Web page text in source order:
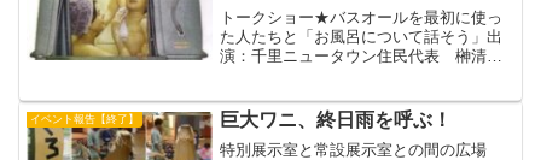
トークショー★バスオールを最初に使っ
た人たちと「お風呂について話そう」出
演：千里ニュータウン住民代表 榊清子
長 遠藤眞吾氏吹田市立博物館長 小山
修三司会 お風呂アドバ...
イベント報告【終了】 巨大ワニ、終日雨を呼ぶ！
特別展示室と常設展示室との間の広場